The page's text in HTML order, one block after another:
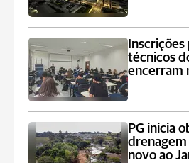
técnicos
encerram
PG inicia
novo ao